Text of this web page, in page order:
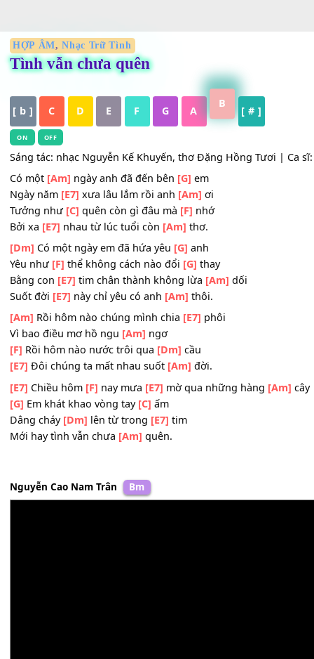
Tình vẫn chưa quên
[ b ] C D E F G A [ # ]
ON
Sáng tác: nhạc Nguyễn Kế Khuyến, thơ Đặng Hồng Tươi
Có một[Am]ngày anh đã đến bên[G]
Ngày năm[E7]xưa lâu lắm rồi anh[Am]
Tưởng như[C]quên còn gì đâu mà [F]nhớ
Bởi xa[E7]nhau từ lúc tuổi còn[Am]thơ.
Có một ngày em đã hứa yêu anh
Yêu như[F]thể không cách nào đổi [G]
Bằng con[E7]tim chân thành không lừa
Suốt đời[E7]này chỉ yêu có anh[Am]
[Am]Rồi hôm nào chúng mình chia [E7]phôi
Vì bao điều mơ hồ ngu[Am]ngơ
[F]Rồi hôm nào nước trôi qua[Dm]
[E7] Đôi chúng ta mất nhau suốt
[G]Em khát khao vòng tay
Dâng cháy[Dm]lên từ trong[E7]tim